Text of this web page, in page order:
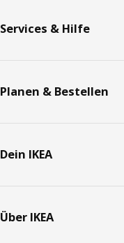
Services & Hilfe
Planen & Bestellen
Dein IKEA
Über IKEA